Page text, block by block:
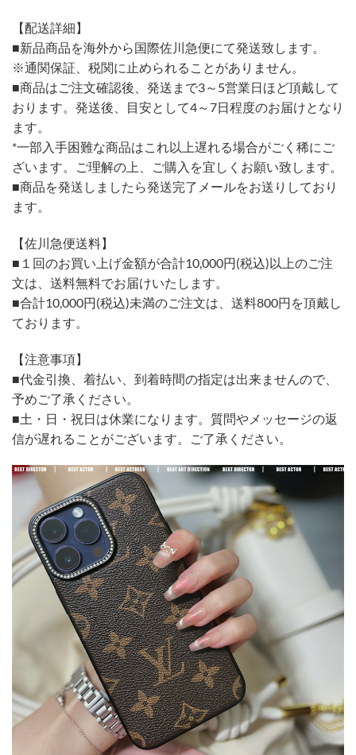
【配送詳細】
■新品商品を海外から国際佐川急便にて発送致します。
※通関保証、税関に止められることがありません。
■商品はご注文確認後、発送まで3～5営業日ほど頂戴して
おります。発送後、目安として4～7日程度のお届けとなり
ます。
*一部入手困難な商品はこれ以上遅れる場合がごく稀にご
ざいます。ご理解の上、ご購入を宜しくお願い致します。
■商品を発送しましたら発送完了メールをお送りしており
ます。
【佐川急便送料】
■１回のお買い上げ金額が合計10,000円(税込)以上のご注
文は、送料無料でお届けいたします。
■合計10,000円(税込)未満のご注文は、送料800円を頂戴し
ております。
【注意事項】
■代金引換、着払い、到着時間の指定は出来ませんので、
予めご了承ください。
■土・日・祝日は休業になります。質問やメッセージの返
信が遅れることがございます。ご了承ください。